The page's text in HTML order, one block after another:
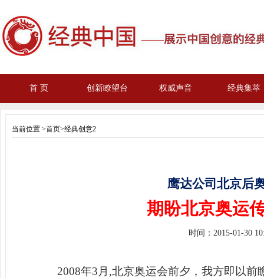
首 页 创新瞭望台 权威声音 经典集萃
当前位置 >首页>经典创意2
鹰达公司北京后
期盼北京奥运
时间： 2015-01-30
2008年3月,北京奥运会前夕，我方即以